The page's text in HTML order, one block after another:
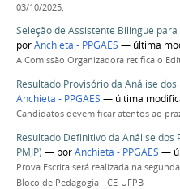
03/10/2025.
Seleção de Assistente Bilingue
porAnchieta - PPGAES — última
A Comissão Organizadora retifica o
Resultado Provisório da Análise
Anchieta - PPGAES — última
Candidatos devem ficar atentos ao
Resultado Definitivo da Análise dos
PMJP) — porAnchieta - PPGAES —
Prova Escrita será realizada na
Bloco de Pedagogia - CE-UFPB